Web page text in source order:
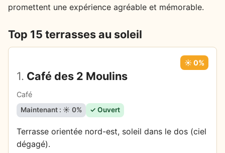
promettent une expérience agréable et mémorable.
Top 15 terrasses au soleil
1. Café des 2 Moulins
Café
☀️ 0%
Maintenant : ☀️ 0% ✓ Ouvert
Terrasse orientée nord-est, soleil dans le dos (ciel
dégagé).